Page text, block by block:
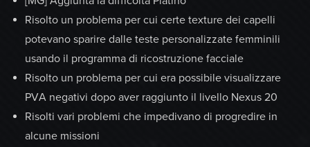
Risolto un problema per cui certe texture dei capelli
potevano sparire dalle teste personalizzate femminili
usando il programma di ricostruzione facciale
Risolto un problema per cui era possibile visualizzare
PVA negativi dopo aver raggiunto il livello Nexus 20
Risolti vari problemi che impedivano di progredire in
alcune missioni